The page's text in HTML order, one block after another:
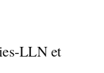
LLN et